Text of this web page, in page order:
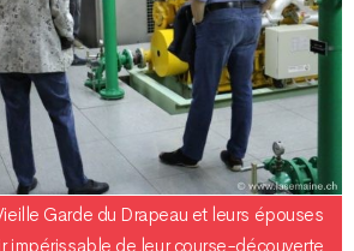
Garde du Drapeau et leurs épouses
impérissable de leur course-découverte